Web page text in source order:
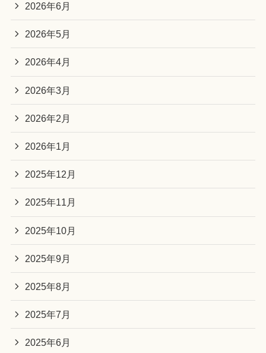
2026年6月
2026年5月
2026年4月
2026年3月
2026年2月
2026年1月
2025年12月
2025年11月
2025年10月
2025年9月
2025年8月
2025年7月
2025年6月